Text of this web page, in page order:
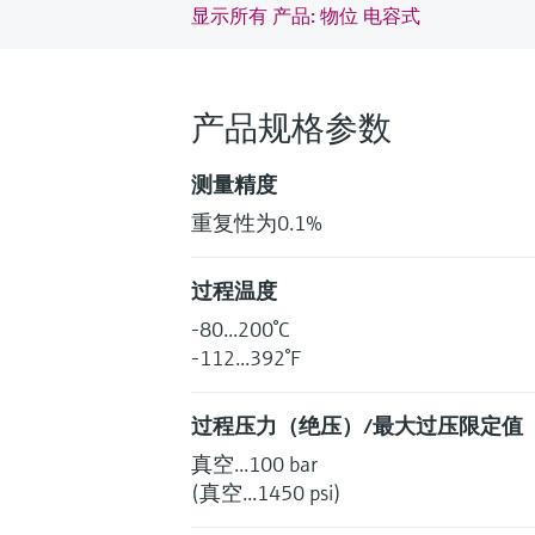
显示所有 产品: 物位 电容式
产品规格参数
测量精度
重复性为0.1%
过程温度
-80...200°C
-112...392°F
过程压力（绝压）/最大过压限定值
真空...100 bar
(真空...1450 psi)